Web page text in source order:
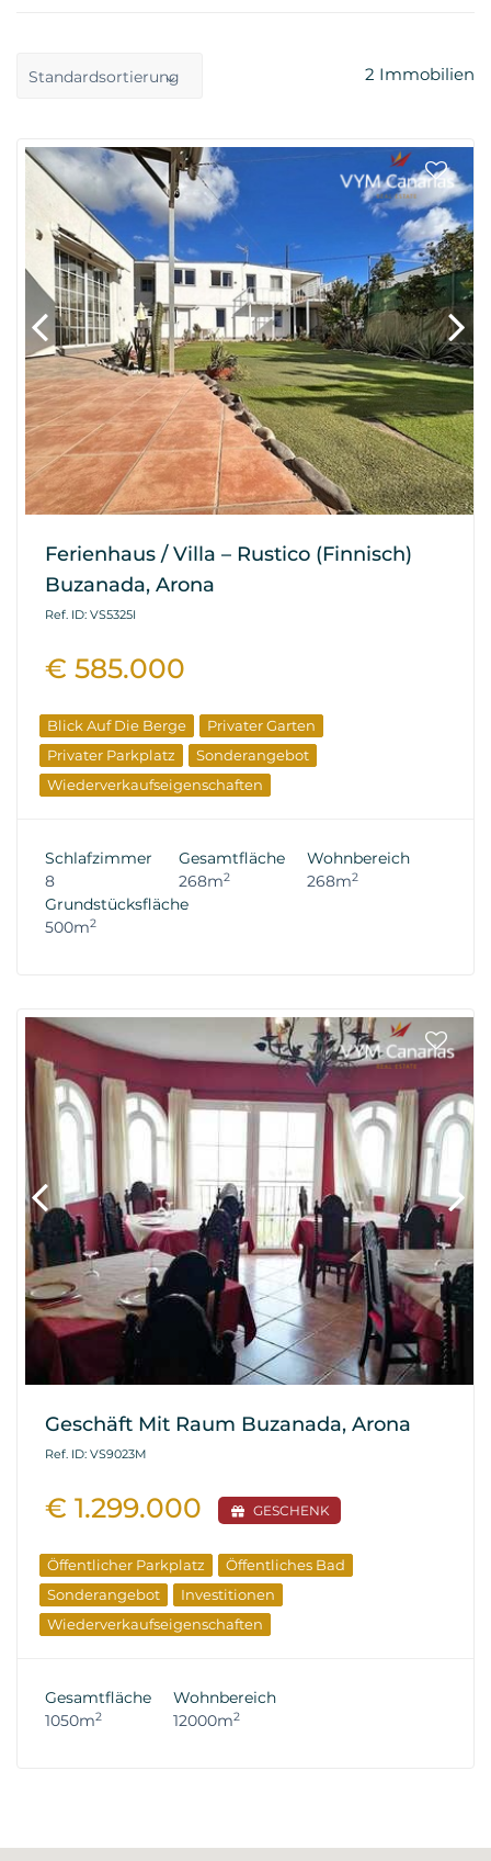
Standardsortierung 2 Immobilien
Ferienhaus / Villa – Rustico (Finnisch)
Buzanada, Arona
Ref. ID: VS5325I
€ 585.000
Blick Auf Die Berge
Privater Garten
Privater Parkplatz
Sonderangebot
Wiederverkaufseigenschaften
Schlafzimmer
8
Gesamtfläche
268m2
Wohnbereich
268m2
Grundstücksfläche
500m2
Geschäft Mit Raum Buzanada, Arona
Ref. ID: VS9023M
€ 1.299.000 GESCHENK
Öffentlicher Parkplatz
Öffentliches Bad
Sonderangebot
Investitionen
Wiederverkaufseigenschaften
Gesamtfläche
1050m2
Wohnbereich
12000m2